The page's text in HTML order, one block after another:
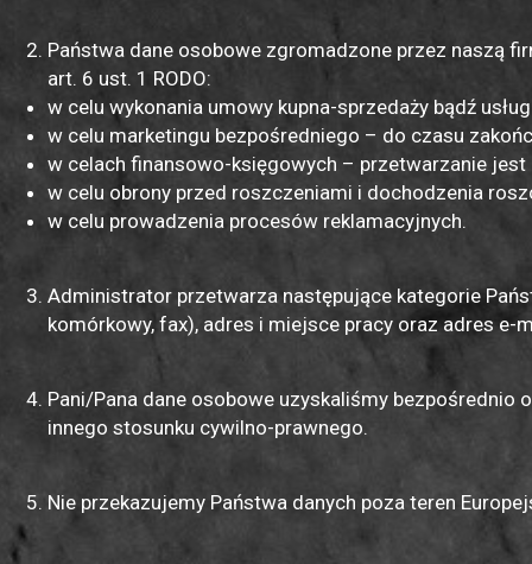
Państwa dane osobowe zgromadzone przez naszą
art. 6 ust. 1 RODO:
w celu wykonania umowy kupna-sprzedaży bądź
w celu marketingu bezpośredniego – do czasu
w celach finansowo-księgowych – przetwarzanie
w celu obrony przed roszczeniami i dochodzenia
w celu prowadzenia procesów reklamacyjnych.
Administrator przetwarza następujące kategorie
komórkowy, fax), adres i miejsce pracy oraz adres e-
Pani/Pana dane osobowe uzyskaliśmy bezpośrednio
innego stosunku cywilno-prawnego.
Nie przekazujemy Państwa danych poza teren